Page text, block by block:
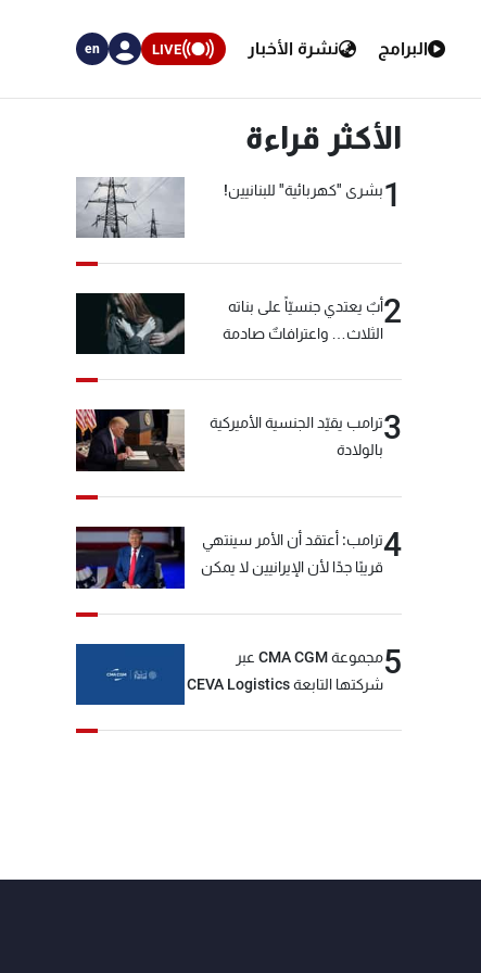
البرامج نشرة الأخبار LIVE
en
الأكثر قراءة
1بشرى "كهربائية" للبنانيين!
2أبٌ يعتدي جنسيّاً على بناته
الثلاث… واعترافاتٌ صادمة
3ترامب يقيّد الجنسية الأميركية
بالولادة
4ترامب: أعتقد أن الأمر سينتهي
قريبًا جدًا لأن الإيرانيين لا يمكن
5
مجموعة CMA CGM عبر
شركتها التابعة CEVA Logistics